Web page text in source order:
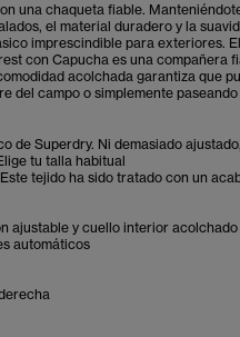
una chaqueta fiable.
el material duradero y la
imprescindible para exteriores.
con Capucha es una compañera
acolchada garantiza que
del campo o simplemente
de Superdry. Ni demasiado
tu talla habitual
tejido ha sido tratado con un
ajustable y cuello interior acolchado
automáticos